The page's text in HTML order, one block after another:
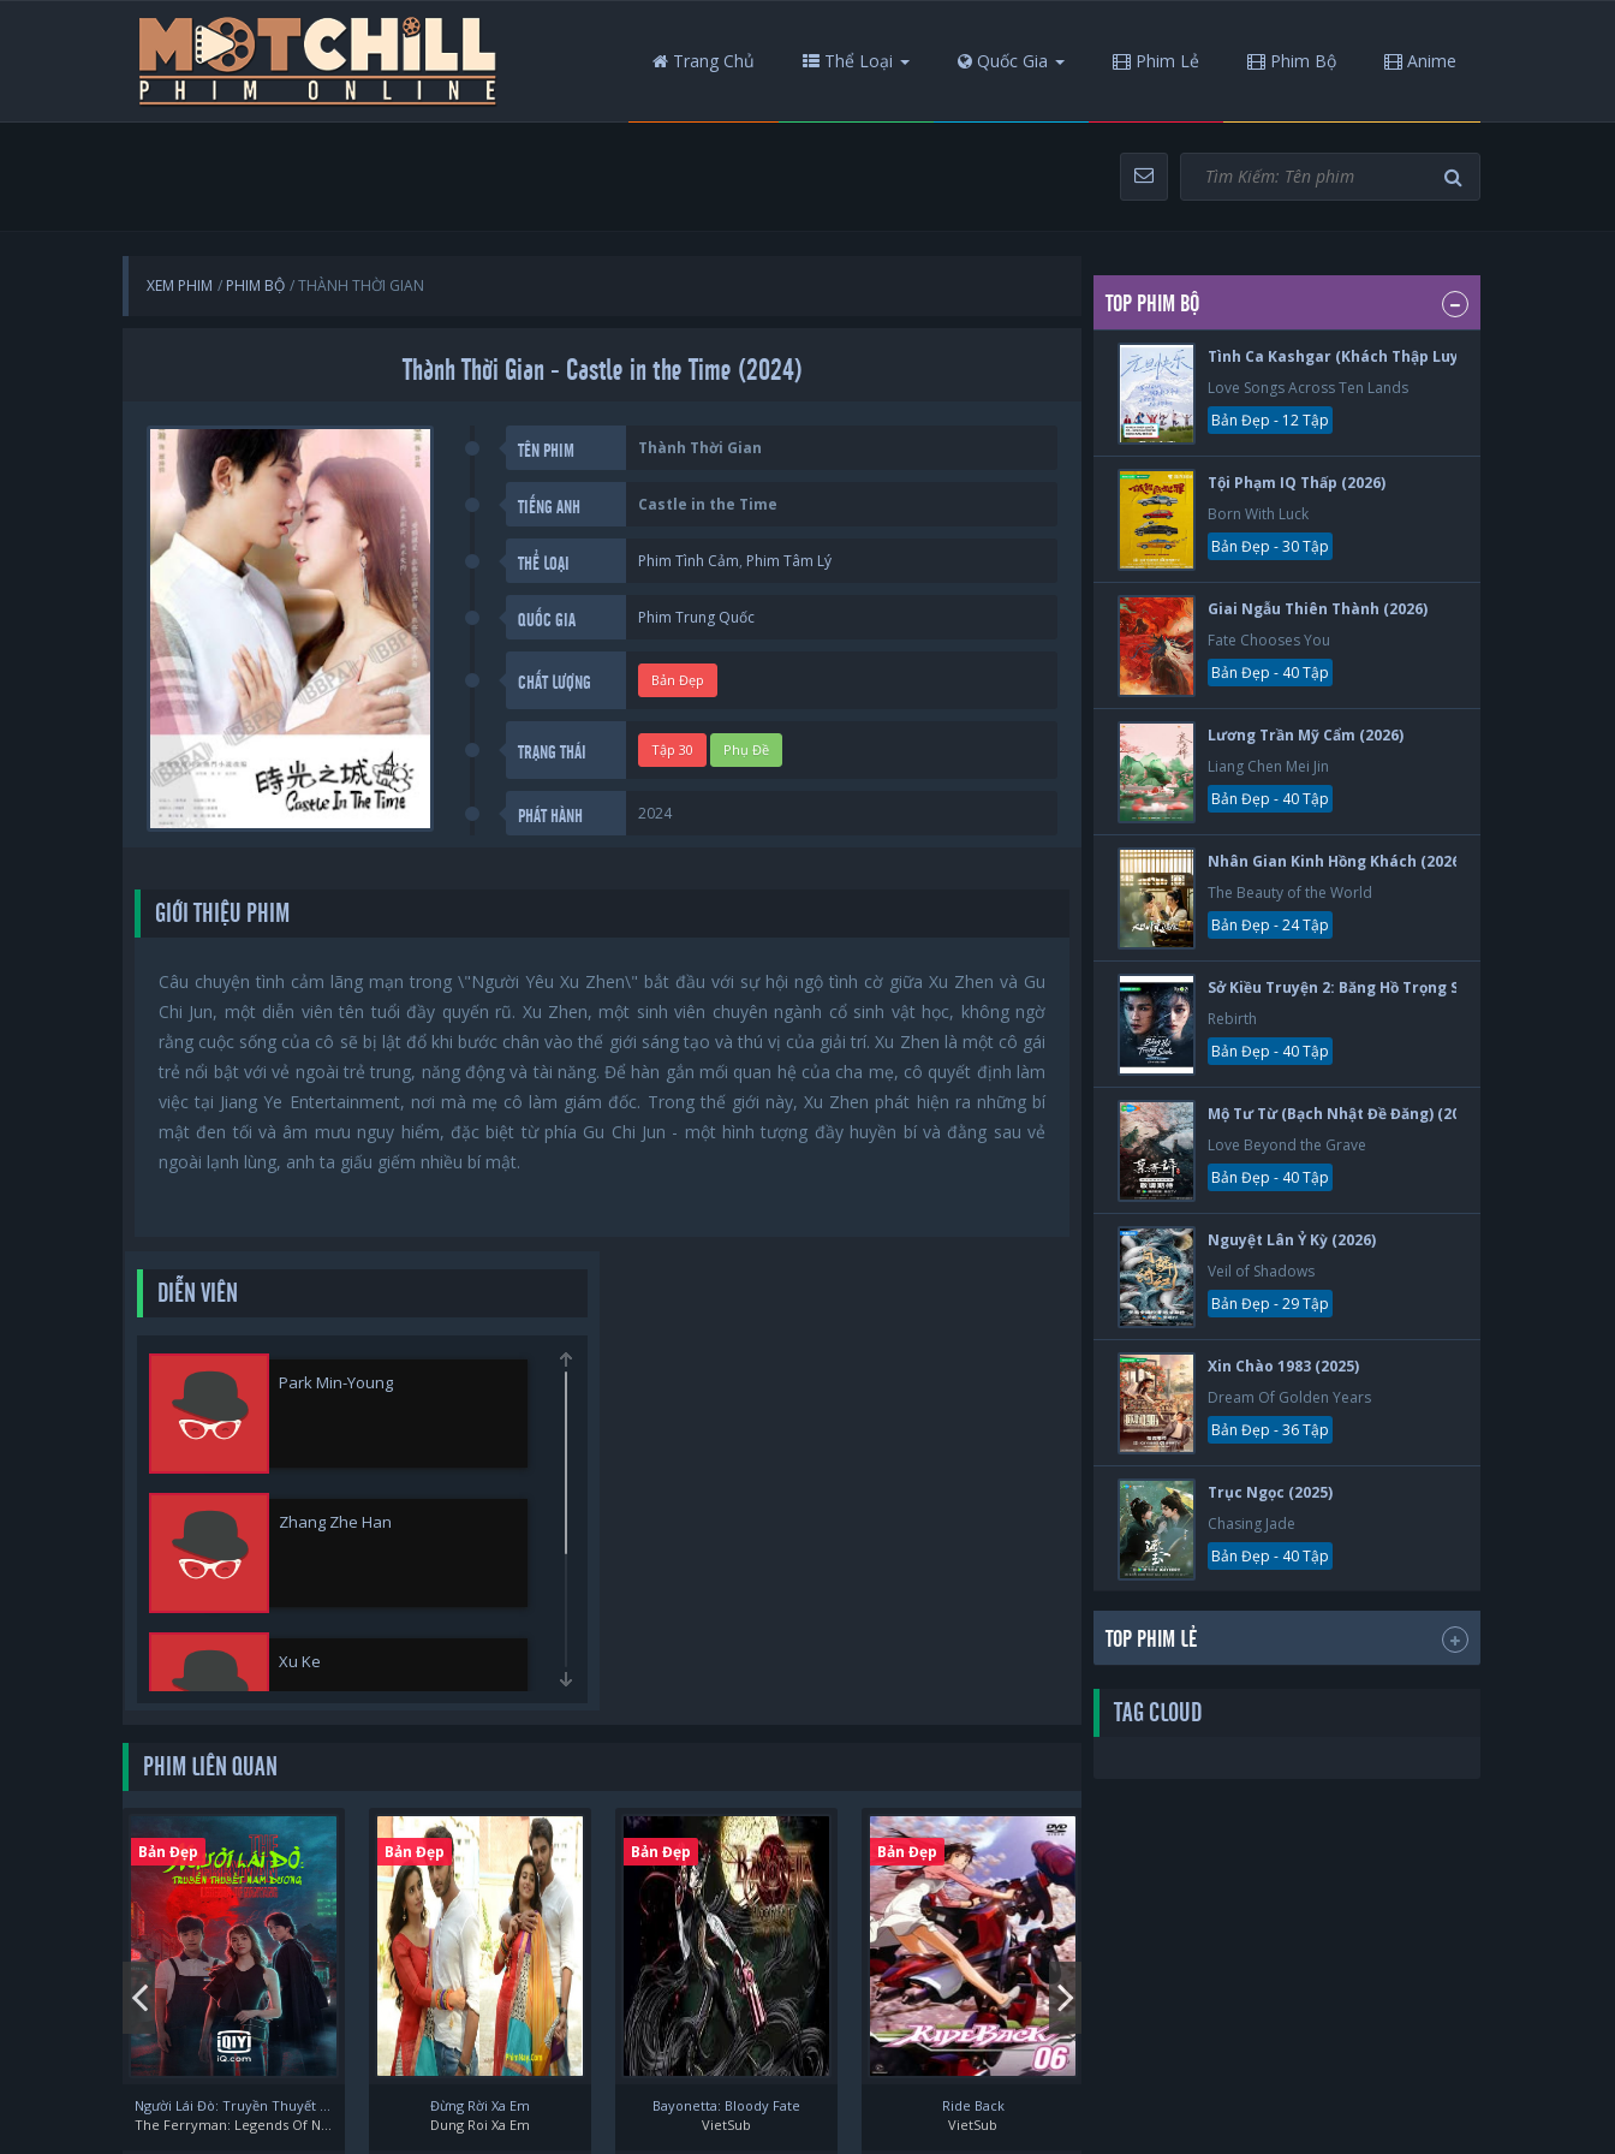
Trang Chủ Thể Loại Quốc Gia Phim Lẻ Phim Bộ Anime
XEM PHIM PHIM BỘ THÀNH THỜI GIAN
Thành Thời Gian - Castle in the Time (2024)
TÊN PHIM Thành Thời Gian
TIẾNG ANH Castle in the Time
THỂ LOẠI Phim Tình Cảm, Phim Tâm Lý
QUỐC GIA Phim Trung Quốc
CHẤT LƯỢNG Bản Đẹp
TRẠNG THÁI Tập 30 Phụ Đề
PHÁT HÀNH 2024
GIỚI THIỆU PHIM
Câu chuyện tình cảm lãng mạn trong \"Người Yêu Xu Zhen\" bắt đầu với sự hội ngộ tình cờ giữa Xu Zhen và Gu
Chi Jun, một diễn viên tên tuổi đầy quyến rũ. Xu Zhen, một sinh viên chuyên ngành cổ sinh vật học, không ngờ
rằng cuộc sống của cô sẽ bị lật đổ khi bước chân vào thế giới sáng tạo và thú vị của giải trí. Xu Zhen là một cô gái
trẻ nổi bật với vẻ ngoài trẻ trung, năng động và tài năng. Để hàn gắn mối quan hệ của cha mẹ, cô quyết định làm
việc tại Jiang Ye Entertainment, nơi mà mẹ cô làm giám đốc. Trong thế giới này, Xu Zhen phát hiện ra những bí
mật đen tối và âm mưu nguy hiểm, đặc biệt từ phía Gu Chi Jun - một hình tượng đầy huyền bí và đằng sau vẻ
ngoài lạnh lùng, anh ta giấu giếm nhiều bí mật.
DIỄN VIÊN
Park Min-Young
Zhang Zhe Han
Xu Ke
PHIM LIÊN QUAN
Bản Đẹp
Người Lái Đò: Truyền Thuyết Nam Dương
The Ferryman: Legends Of Nanyang
Bản Đẹp
Đừng Rời Xa Em
Dung Roi Xa Em
Bản Đẹp
Bayonetta: Bloody Fate
VietSub
Bản Đẹp
Ride Back
VietSub
TOP PHIM BỘ
Tình Ca Kashgar (Khách Thập Luyến Ca) (2026)
Love Songs Across Ten Lands
Bản Đẹp - 12 Tập
Tội Phạm IQ Thấp (2026)
Born With Luck
Bản Đẹp - 30 Tập
Giai Ngẫu Thiên Thành (2026)
Fate Chooses You
Bản Đẹp - 40 Tập
Lương Trần Mỹ Cẩm (2026)
Liang Chen Mei Jin
Bản Đẹp - 40 Tập
Nhân Gian Kinh Hồng Khách (2026)
The Beauty of the World
Bản Đẹp - 24 Tập
Sở Kiều Truyện 2: Băng Hồ Trọng Sinh (2026)
Rebirth
Bản Đẹp - 40 Tập
Mộ Tư Từ (Bạch Nhật Đề Đăng) (2026)
Love Beyond the Grave
Bản Đẹp - 40 Tập
Nguyệt Lân Ỷ Kỳ (2026)
Veil of Shadows
Bản Đẹp - 29 Tập
Xin Chào 1983 (2025)
Dream Of Golden Years
Bản Đẹp - 36 Tập
Trục Ngọc (2025)
Chasing Jade
Bản Đẹp - 40 Tập
TOP PHIM LẺ
TAG CLOUD